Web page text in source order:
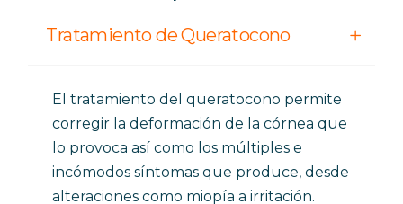
Tratamiento de Queratocono
El tratamiento del queratocono permite
corregir la deformación de la córnea que
lo provoca así como los múltiples e
incómodos síntomas que produce, desde
alteraciones como miopía a irritación.